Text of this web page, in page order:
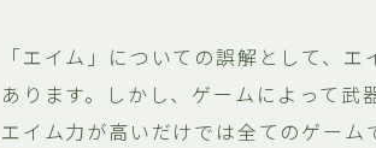
「エイム」についての誤解として、
あります。しかし、ゲームによって
エイム力が高いだけでは全てのゲーム